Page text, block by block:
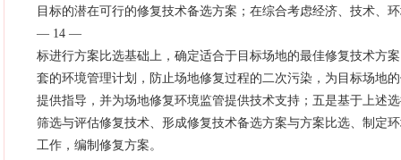
目标的潜在可行的修复技术备选方案；在综合考虑经济、技术、
— 14 —
标进行方案比选基础上，确定适合于目标场地的最佳修复技术方
套的环境管理计划，防止场地修复过程的二次污染，为目标场地
提供指导，并为场地修复环境监管提供技术支持；五是基于上述
筛选与评估修复技术、形成修复技术备选方案与方案比选、制定
工作，编制修复方案。